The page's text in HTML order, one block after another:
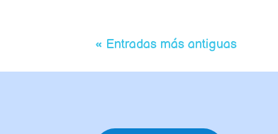
« Entradas más antiguas